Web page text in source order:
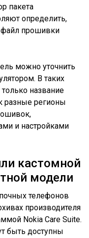
пакета
определить,
файл прошивки
можно уточнить
В таких
название
разные регионы
и настройками
кастомной
модели
телефонов
производителя
Nokia Care Suite.
быть доступны